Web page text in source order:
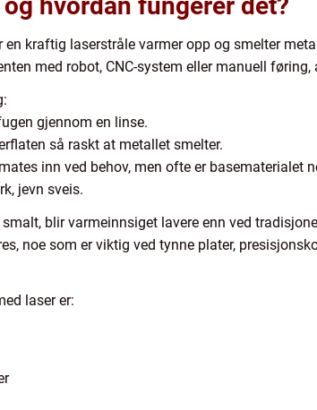
en kraftig laserstråle varmer opp og smelter
med robot, CNC-system eller manuell
gjennom en linse.
så raskt at metallet smelter.
inn ved behov, men ofte er basematerialet
jevn sveis.
blir varmeinnsiget lavere enn ved
noe som er viktig ved tynne plater,
laser er: